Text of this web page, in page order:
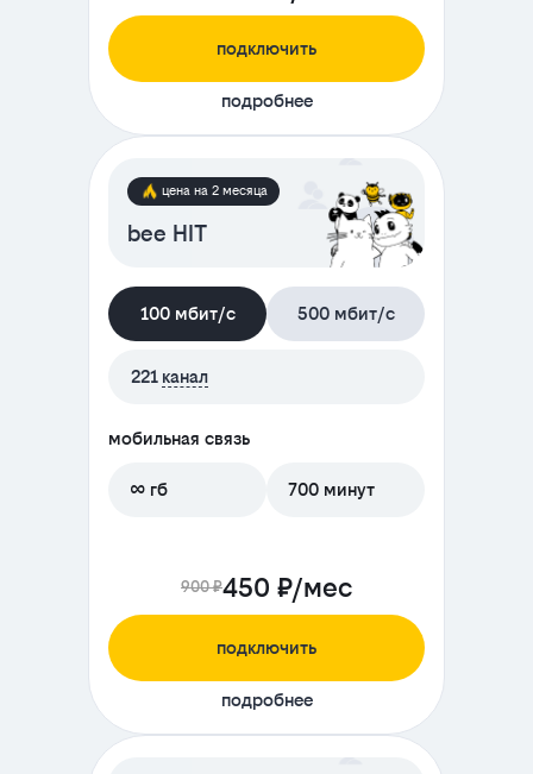
подключить
подробнее
цена на 2 месяца
bee HIT
100 мбит/с 500 мбит/с
221 канал
мобильная связь
∞ гб 700 минут
900 ₽450 ₽/мес
подключить
подробнее